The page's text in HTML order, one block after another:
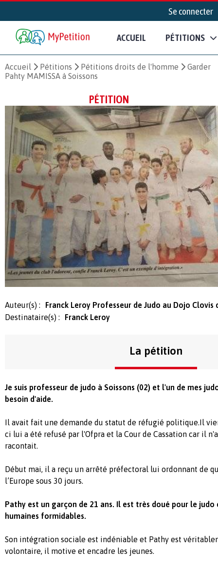
Se connecter
ACCUEIL PÉTITIONS
Accueil Pétitions Pétitions droits de l'homme
Garder
Pahty MAMISSA à Soissons
PÉTITION
Auteur(s) :
Franck Leroy Professeur de Judo au Dojo Clovis
Destinataire(s) :
Franck Leroy
La pétition
Je suis professeur de judo à Soissons (02) et l'un de mes
besoin d'aide.
Il avait fait une demande du statut de réfugié politique.Il
ci lui a été refusé par l'Ofpra et la Cour de Cassation car il
racontait.
Début mai, il a reçu un arrêté préfectoral lui ordonnant de
l’Europe sous 30 jours.
Pathy est un garçon de 21 ans. Il est très doué pour le judo
humaines formidables.
Son intégration sociale est indéniable et Pathy est
volontaire, il motive et encadre les jeunes.